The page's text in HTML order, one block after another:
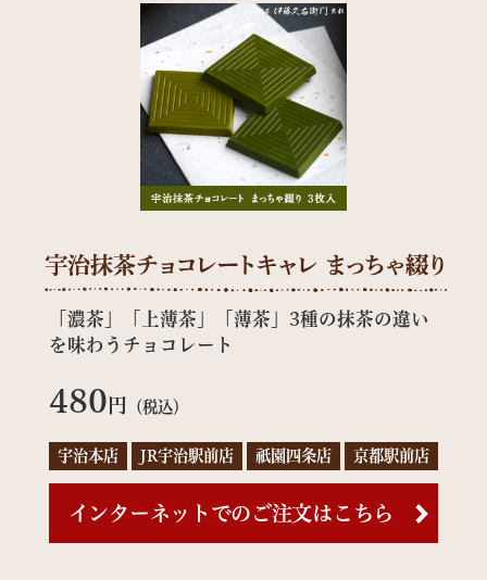
「濃茶」「上薄茶」「薄茶」3種の抹茶の違い
を味わうチョコレート
480 円 （税込）
宇治本店 JR宇治駅前店 祇園四条店 京都駅前店
インターネットでのご注文はこちら